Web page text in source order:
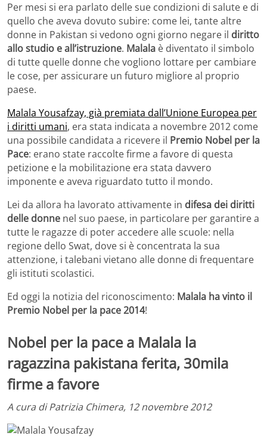
Per mesi si era parlato delle sue condizioni di salute e di
quello che aveva dovuto subire: come lei, tante altre
donne in Pakistan si vedono ogni giorno negare il diritto
allo studio e all’istruzione. Malala è diventato il simbolo
di tutte quelle donne che vogliono lottare per cambiare
le cose, per assicurare un futuro migliore al proprio
paese.
Malala Yousafzay, già premiata dall’Unione Europea per
i diritti umani, era stata indicata a novembre 2012 come
una possibile candidata a ricevere il Premio Nobel per la
Pace: erano state raccolte firme a favore di questa
petizione e la mobilitazione era stata davvero
imponente e aveva riguardato tutto il mondo.
Lei da allora ha lavorato attivamente in difesa dei diritti
delle donne nel suo paese, in particolare per garantire a
tutte le ragazze di poter accedere alle scuole: nella
regione dello Swat, dove si è concentrata la sua
attenzione, i talebani vietano alle donne di frequentare
gli istituti scolastici.
Ed oggi la notizia del riconoscimento: Malala ha vinto il
Premio Nobel per la pace 2014!
Nobel per la pace a Malala la
ragazzina pakistana ferita, 30mila
firme a favore
A cura di Patrizia Chimera, 12 novembre 2012